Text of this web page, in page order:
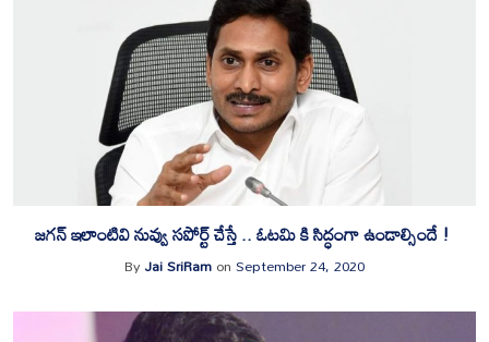
జగన్ ఇలాంటివి నువ్వు సపోర్ట్ చేస్తే .. ఓటమి కి సిద్ధంగా ఉండాల్సిందే !
ByJai SriRamonSeptember 24, 2020